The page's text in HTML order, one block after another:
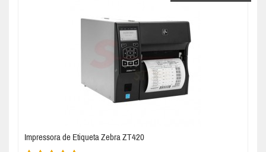
Impressora de Etiqueta Zebra ZT420